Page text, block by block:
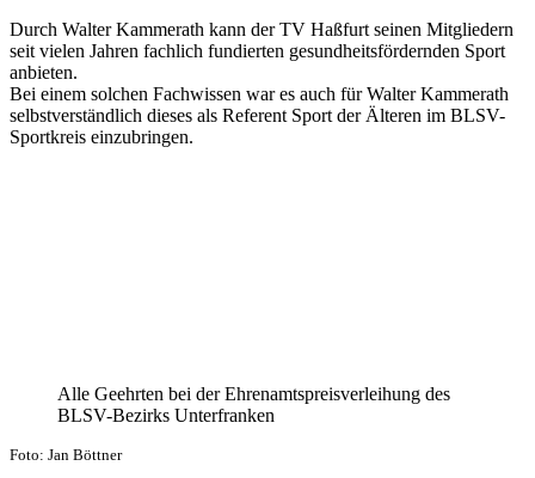
Durch Walter Kammer­ath kann der TV Haßfurt seinen Mitglie­dern
seit vielen Jahren fach­lich fundier­ten gesund­heits­för­dern­den Sport
anbie­ten.
Bei einem solchen Fach­wis­sen war es auch für Walter Kammer­ath
selbst­ver­ständ­lich dieses als Refe­rent Sport der Älte­ren im BLSV-
Sport­kreis einzubringen.
Alle Geehr­ten bei der Ehren­amts­preis­ver­lei­hung des
BLSV-Bezirks Unterfranken
Foto: Jan Böttner